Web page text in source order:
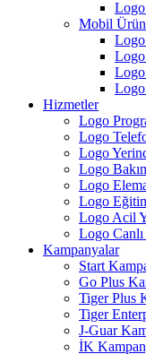
Logo
Mobil
Hizmetler
Logo
Logo
Logo
Logo
Logo
Logo
Logo Acil
Logo Canlı
Kampanyalar
Start
Go Plus
Tiger Plus
Tiger
J-Guar
İK